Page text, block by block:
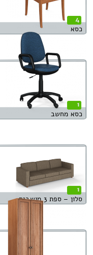
4
כסא
1
כסא מחשב
1
סלון – ספת 3 מושבים